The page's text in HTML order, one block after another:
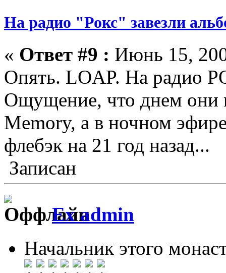
На радио "Рокс" завезли
« Ответ #9 : Июнь 15,
Опять. LOAP. На радио
Ощущение, что днем они
Memory, а в ночном
флебэк на 21 год назад...
Записан
Ex admin
Начальник этого